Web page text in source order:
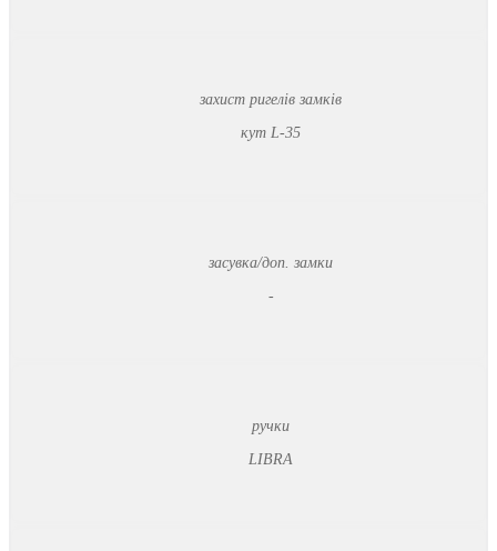
захист ригелів замків
кут L-35
засувка/доп. замки
-
ручки
LIBRA